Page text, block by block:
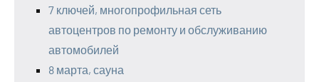
7 ключей, многопрофильная сеть
автоцентров по ремонту и обслуживанию
автомобилей
8 марта, сауна